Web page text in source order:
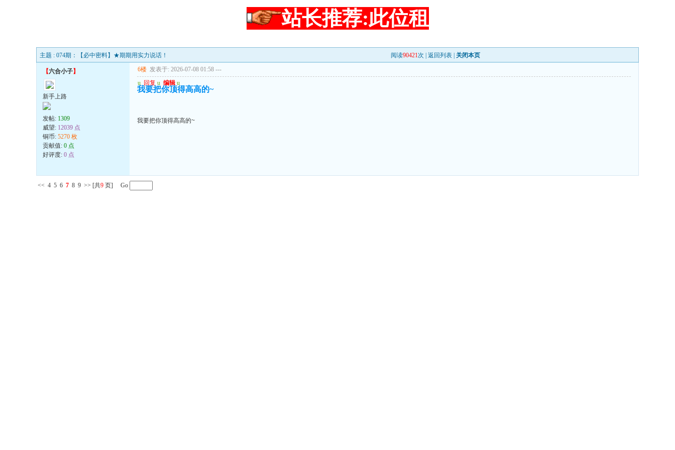
站长推荐:此位租
主题 : 074期：【必中密料】★期期用实力说话！ 阅读90421次 | 返回列表 关闭本页
【六合小子】
新手上路
发帖: 1309
威望: 12039 点
铜币: 5270 枚
贡献值: 0 点
好评度: 0 点
6楼 发表于: 2026-07-08 01:58 ---
u 回复 u 编辑 u
我要把你顶得高高的~
我要把你顶得高高的~
<< 4 5 6 7 8 9 >> [共9 页] Go